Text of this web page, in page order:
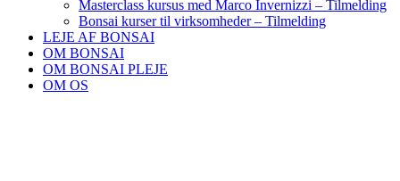
Masterclass kursus med Marco Invernizzi – Tilmelding
Bonsai kurser til virksomheder – Tilmelding
LEJE AF BONSAI
OM BONSAI
OM BONSAI PLEJE
OM OS